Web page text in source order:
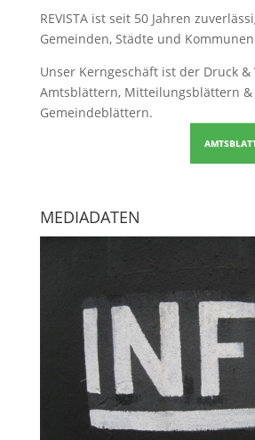
REVISTA ist seit 50 Jahren
Gemeinden, Städte und
Unser Kerngeschäft ist der Druck &
Amtsblättern, Mitteilungsblättern &
Gemeindeblättern.
MEDIADATEN